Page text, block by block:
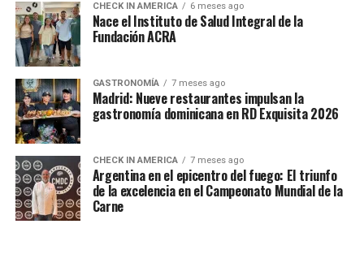
CHECK IN AMERICA 6 meses ago
Nace el Instituto de Salud Integral de la
Fundación ACRA
GASTRONOMÍA 7 meses ago
Madrid: Nueve restaurantes impulsan la
gastronomía dominicana en RD Exquisita 2026
CHECK IN AMERICA 7 meses ago
Argentina en el epicentro del fuego: El triunfo
de la excelencia en el Campeonato Mundial de la
Carne